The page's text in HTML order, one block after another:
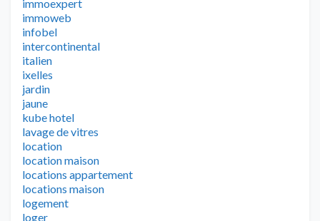
immoexpert
immoweb
infobel
intercontinental
italien
ixelles
jardin
jaune
kube hotel
lavage de vitres
location
location maison
locations appartement
locations maison
logement
loger